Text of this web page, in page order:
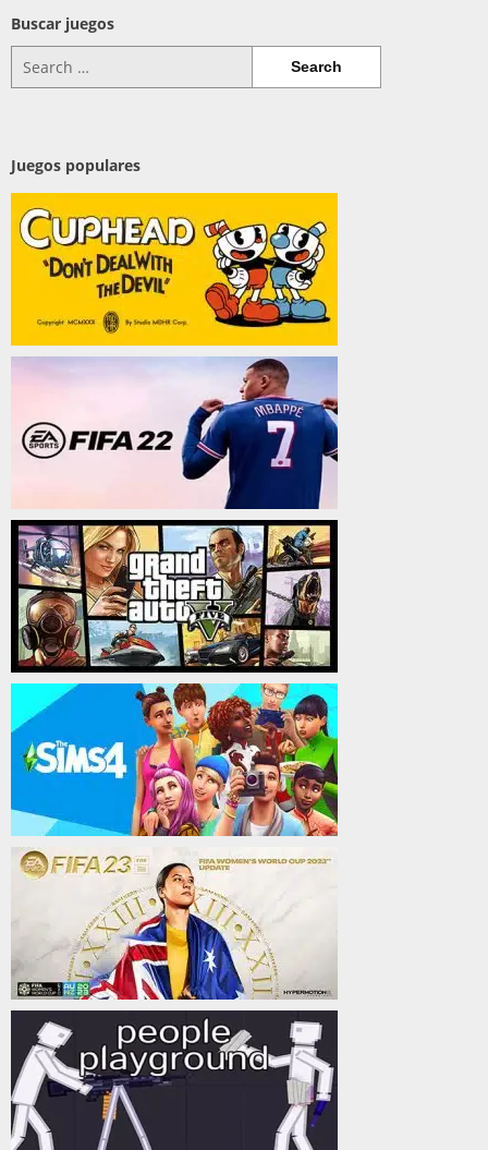
Buscar juegos
for:
Juegos populares